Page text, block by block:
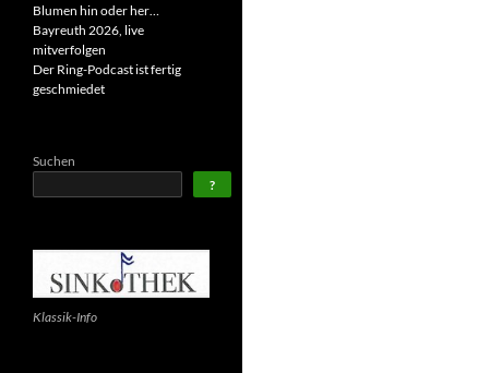
Blumen hin oder her…
Bayreuth 2026, live
mitverfolgen
Der Ring-Podcast ist fertig
geschmiedet
Suchen
?
Klassik-Info